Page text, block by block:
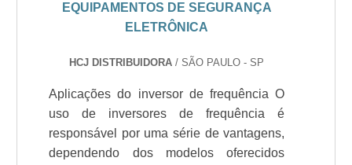
EQUIPAMENTOS DE SEGURANÇA
ELETRÔNICA
HCJ DISTRIBUIDORA / SÃO PAULO - SP
Aplicações do inversor de frequência O
uso de inversores de frequência é
responsável por uma série de vantagens,
dependendo dos modelos oferecidos